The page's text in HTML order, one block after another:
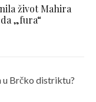
život Mahira
„fura“